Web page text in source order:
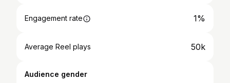
Engagement rate 1%
Average Reel plays 50k
Audience gender